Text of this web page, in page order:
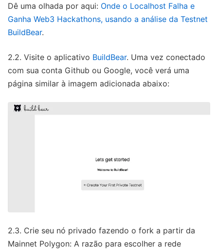
Dê uma olhada por aqui: Onde o Localhost Falha e
Ganha Web3 Hackathons, usando a análise da Testnet
BuildBear.
2.2. Visite o aplicativo BuildBear. Uma vez conectado
com sua conta Github ou Google, você verá uma
página similar à imagem adicionada abaixo:
2.3. Crie seu nó privado fazendo o fork a partir da
Mainnet Polygon: A razão para escolher a rede